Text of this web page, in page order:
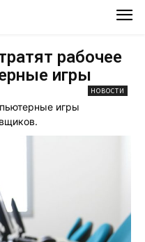
рабочее
игры
НОВОСТИ
игры